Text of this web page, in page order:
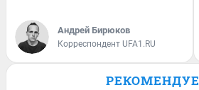
Андрей Бирюков
Корреспондент UFA1.RU